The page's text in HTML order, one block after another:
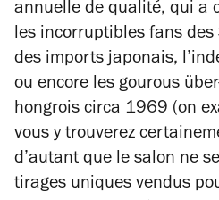
annuelle de qualité, qui a
les incorruptibles fans des
des imports japonais,
ou encore les gourous
hongrois circa 1969 (on
vous y trouverez
d’autant que le salon ne
tirages uniques vendus